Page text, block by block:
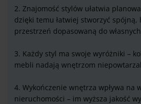
2. Znajomość stylów ułatwia
dzięki temu łatwiej stworzyć
przestrzeń dopasowaną do
3. Każdy styl ma swoje wyróżniki –
mebli nadają wnętrzom
4. Wykończenie wnętrza wpływa na
nieruchomości – im wyższa jakość